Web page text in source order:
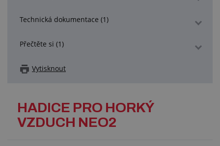
Technická dokumentace (1)
Přečtěte si (1)
Vytisknout
HADICE PRO HORKÝ
VZDUCH NEO2